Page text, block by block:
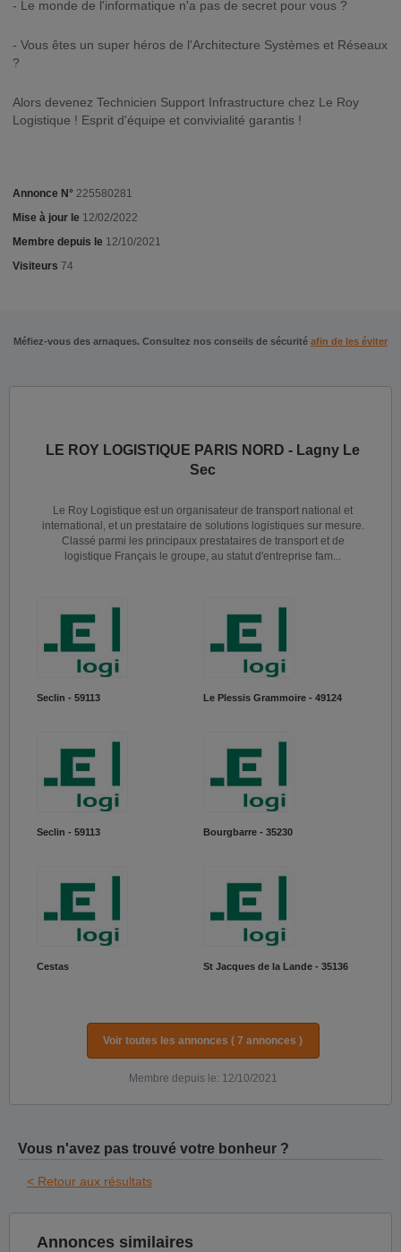
- Le monde de l'informatique n'a pas de secret pour vous ?
- Vous êtes un super héros de l'Architecture Systèmes et Réseaux
?
Alors devenez Technicien Support Infrastructure chez Le Roy
Logistique ! Esprit d'équipe et convivialité garantis !
Annonce N° 225580281
Mise à jour le 12/02/2022
Membre depuis le 12/10/2021
Visiteurs 74
Méfiez-vous des arnaques. Consultez nos conseils de sécurité afin de les éviter
LE ROY LOGISTIQUE PARIS NORD - Lagny Le
Sec
Le Roy Logistique est un organisateur de transport national et
international, et un prestataire de solutions logistiques sur mesure.
Classé parmi les principaux prestataires de transport et de
logistique Français le groupe, au statut d'entreprise fam...
Seclin - 59113 Le Plessis Grammoire - 49124
Seclin - 59113 Bourgbarre - 35230
Cestas St Jacques de la Lande - 35136
Voir toutes les annonces ( 7 annonces )
Membre depuis le: 12/10/2021
Vous n'avez pas trouvé votre bonheur ?
< Retour aux résultats
Annonces similaires